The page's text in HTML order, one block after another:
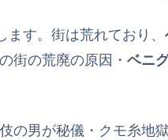
す。街は荒れており、
街の荒廃の原因・ ベニ
の男が秘儀・クモ糸地